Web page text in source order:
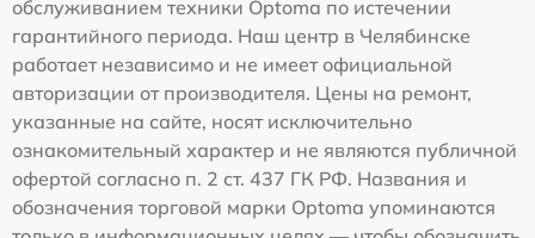
обслуживанием техники Optoma по истечении
гарантийного периода. Наш центр в Челябинске
работает независимо и не имеет официальной
авторизации от производителя. Цены на ремонт,
указанные на сайте, носят исключительно
ознакомительный характер и не являются публичной
офертой согласно п. 2 ст. 437 ГК РФ. Названия и
обозначения торговой марки Optoma упоминаются